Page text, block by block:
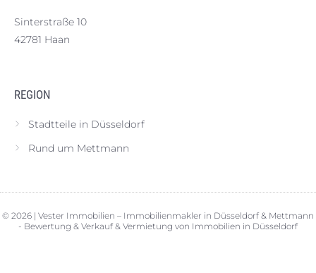
Sinterstraße 10
42781 Haan
REGION
Stadtteile in Düsseldorf
Rund um Mettmann
© 2026 | Vester Immobilien – Immobilienmakler in Düsseldorf & Mettmann
- Bewertung & Verkauf & Vermietung von Immobilien in Düsseldorf